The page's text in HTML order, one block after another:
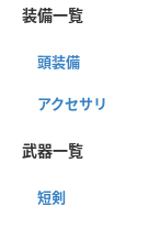
装備一覧
頭装備
アクセサリ
武器一覧
短剣